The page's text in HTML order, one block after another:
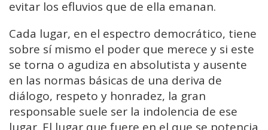
evitar los efluvios que de ella emanan.
Cada lugar, en el espectro democrático, tiene
sobre sí mismo el poder que merece y si este
se torna o agudiza en absolutista y ausente
en las normas básicas de una deriva de
diálogo, respeto y honradez, la gran
responsable suele ser la indolencia de ese